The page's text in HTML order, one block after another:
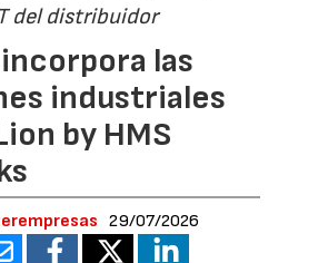
del distribuidor
las
industriales
by HMS
29/07/2026